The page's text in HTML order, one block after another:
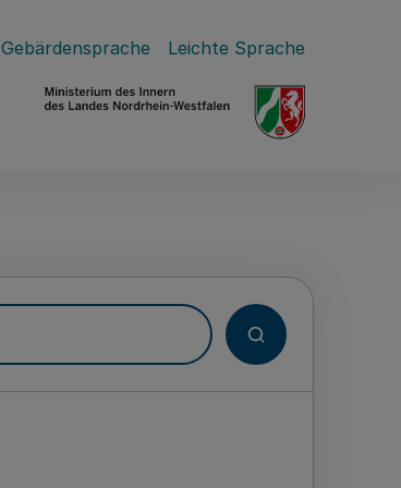
Gebärdensprache Leichte Sprache